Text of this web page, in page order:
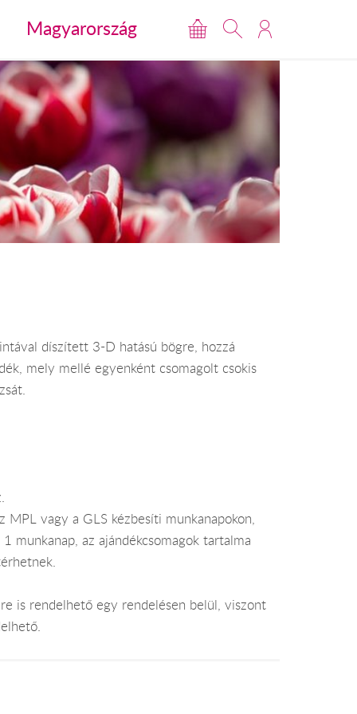
Magyarország
díszített 3-D hatású bögre, hozzá
mely mellé egyenként csomagolt csokis
MPL vagy a GLS kézbesíti munkanapokon,
munkanap, az ajándékcsomagok tartalma
is rendelhető egy rendelésen belül, viszont